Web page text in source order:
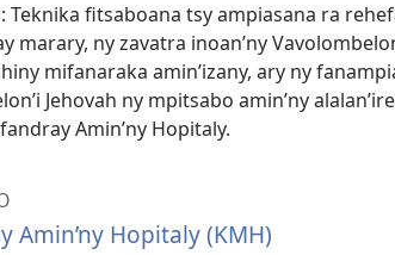
Teknika fitsaboana tsy ampiasana ra
marary, ny zavatra inoan’ny
mifanaraka amin’izany, ary ny
Jehovah ny mpitsabo amin’ny
Amin’ny Hopitaly.
Amin’ny Hopitaly (KMH)